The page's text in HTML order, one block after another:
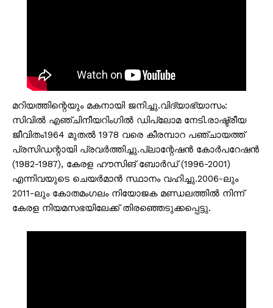
മറിയത്തിന്റെയും മകനായി ജനിച്ചു.വിദ്യാഭ്യാസം:
സിവിൽ എഞ്ചിനീയറിംഗിൽ ഡിപ്ലോമ നേടി.രാഷ്ട്രീയ
ജീവിതം1964 മുതൽ 1978 വരെ കീരമ്പാറ പഞ്ചായത്ത്
പ്രസിഡന്റായി പ്രവർത്തിച്ചു.പ്ലാന്റേഷൻ കോർപറേഷൻ
(1982-1987), കേരള ഹൗസിങ് ബോർഡ് (1996-2001)
എന്നിവയുടെ ചെയർമാൻ സ്ഥാനം വഹിച്ചു.2006-ലും
2011-ലും കോതമംഗലം നിയോജക മണ്ഡലത്തിൽ നിന്ന്
കേരള നിയമസഭയിലേക്ക് തിരഞ്ഞെടുക്കപ്പെട്ടു.